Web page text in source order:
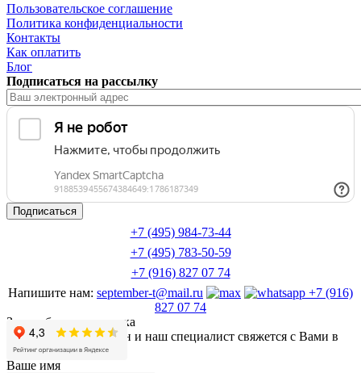
Пользовательское соглашение
Политика конфиденциальности
Контакты
Как оплатить
Блог
Подписаться на рассылку
+7 (495) 984-73-44
+7 (495) 783-50-59
+7 (916) 827 07 74
Напишите нам: september-t@mail.ru
+7 (916)
827 07 74
Заказ обратного звонка
Оставьте Ваш телефон и наш специалист свяжется с Вами в
ближайшее время
Ваше имя